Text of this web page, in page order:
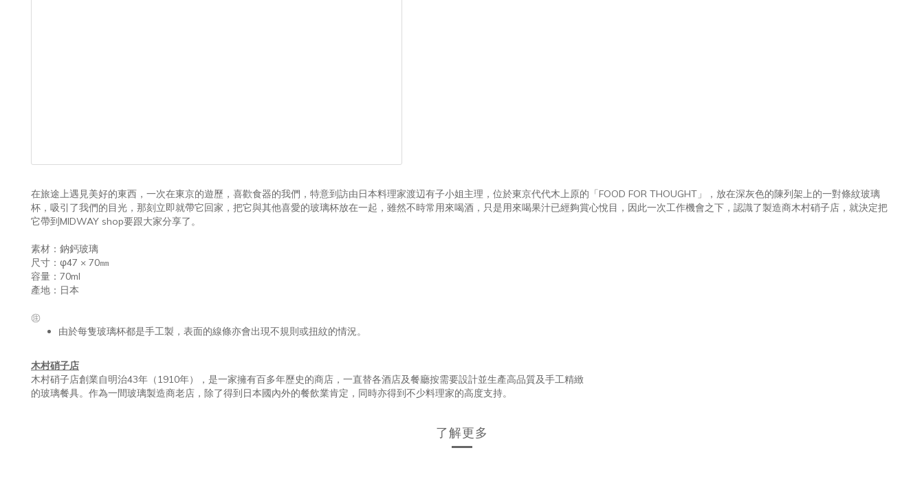
在旅途上遇見美好的東西，一次在東京的遊歷，喜歡食器的我們，特意到訪由日本料理家渡辺有子小姐主理，位於東京代代木上原的「FOOD FOR THOUGHT」，放在深灰色的陳列架上的一對條紋玻璃
杯，吸引了我們的目光，那刻立即就帶它回家，把它與其他喜愛的玻璃杯放在一起，雖然不時常用來喝酒，只是用來喝果汁已經夠賞心悅目，因此一次工作機會之下，認識了製造商木村硝子店，就決定把
它帶到MIDWAY shop要跟大家分享了。
素材：鈉鈣玻璃
尺寸：φ47 × 70㎜
容量：70ml
產地：日本
㊟
由於每隻玻璃杯都是手工製，表面的線條亦會出現不規則或扭紋的情況。
木村硝子店
木村硝子店創業自明治43年（1910年），是一家擁有百多年歷史的商店，一直替各酒店及餐廳按需要設計並生產高品質及手工精緻
的玻璃餐具。作為一間玻璃製造商老店，除了得到日本國內外的餐飲業肯定，同時亦得到不少料理家的高度支持。
了解更多